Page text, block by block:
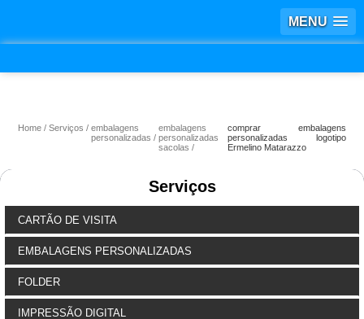
MENU
Home Serviços
embalagens
personalizadas
embalagens
personalizadas
sacolas
comprar embalagens
personalizadas logotipo
Ermelino Matarazzo
Serviços
CARTÃO DE VISITA
EMBALAGENS PERSONALIZADAS
FOLDER
IMPRESSÃO DIGITAL